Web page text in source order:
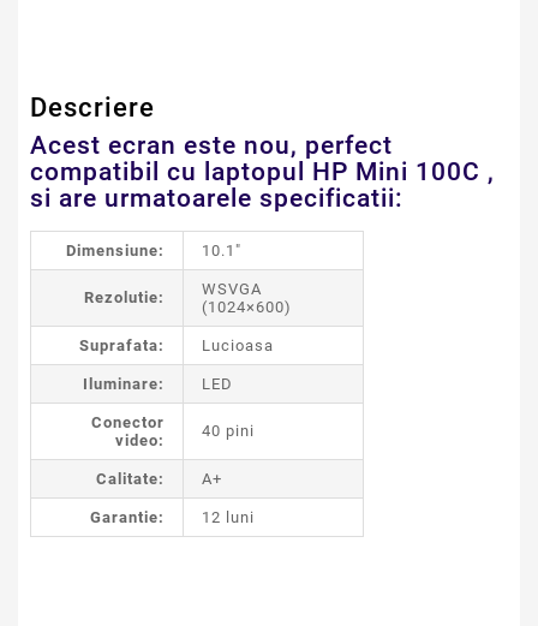
Descriere
Acest ecran este nou, perfect
compatibil cu laptopul HP Mini 100C ,
si are urmatoarele specificatii:
Dimensiune: 10.1"
Rezolutie:
WSVGA
(1024×600)
Suprafata: Lucioasa
Iluminare: LED
Conector
video:
40 pini
Calitate: A+
Garantie: 12 luni